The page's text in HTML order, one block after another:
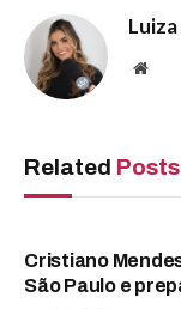
Related Posts
Cristiano
São Paulo e